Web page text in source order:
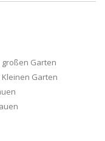
Garten
Garten